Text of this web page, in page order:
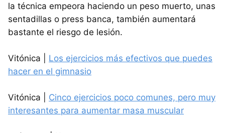
la técnica empeora haciendo un peso muerto, unas
sentadillas o press banca, también aumentará
bastante el riesgo de lesión.
Vitónica | Los ejercicios más efectivos que puedes
hacer en el gimnasio
Vitónica | Cinco ejercicios poco comunes, pero muy
interesantes para aumentar masa muscular